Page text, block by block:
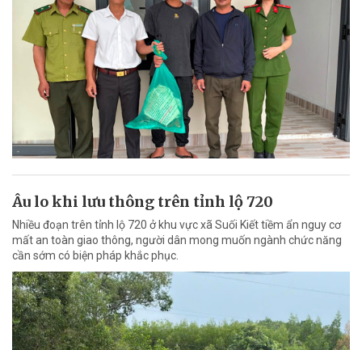
Âu lo khi lưu thông trên tỉnh lộ 720
Nhiều đoạn trên tỉnh lộ 720 ở khu vực xã Suối Kiết tiềm ẩn nguy cơ
mất an toàn giao thông, người dân mong muốn ngành chức năng
cần sớm có biện pháp khắc phục.